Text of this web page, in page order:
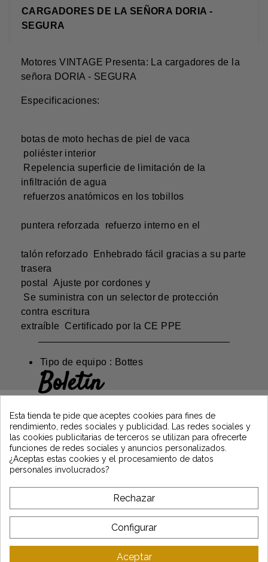
CARGADORES DE LA SEÑORA DORIA -
SEGURA
Motores VINTAGE Presenta: La cargadores de la
señora DORIA - SEGURA
Especificaciones:
botas de moto hechas de piel de vaca
poliéster interior
Repelencia superficie de limitación de la
infiltración de agua
refuerzos anatómicos en los tobillos
puntera reforzada refuerzo interno en el
talón reforzado Enhebrado fácil gracias a su parte
trasera
postal Ajuste por cordones y
Se suministra con un selector de protección
contra escritura
extraíble Certificado por la CE PPE
Tipo de equipo : Bottes
Boletín
suscribiéndose y manténgase informado de
las últimas noticias de Vintage Motors
*Dès 99€ d'achat. En vous abonnant à notre newsletter, vous reconnaissez avoir pris
l'acceptez.
A PROPÓSITO DE VINTAGE
SERVICIO AL CLIENTE
Esta tienda te pide que aceptes cookies para fines de
rendimiento, redes sociales y publicidad. Las redes sociales y
las cookies publicitarias de terceros se utilizan para ofrecerte
funciones de redes sociales y anuncios personalizados.
¿Aceptas estas cookies y el procesamiento de datos
personales involucrados?
Rechazar
Configurar
Aceptar